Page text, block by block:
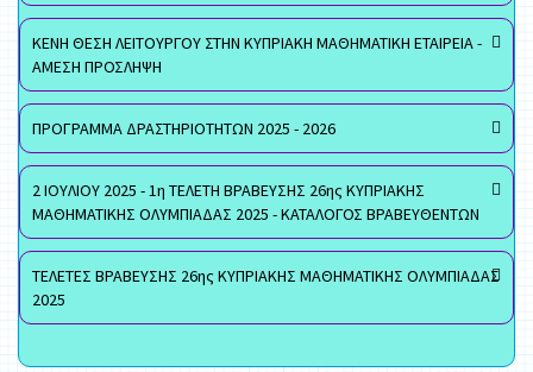
ΚΕΝΗ ΘΕΣΗ ΛΕΙΤΟΥΡΓΟΥ ΣΤΗΝ ΚΥΠΡΙΑΚΗ ΜΑΘΗΜΑΤΙΚΗ ΕΤΑΙΡΕΙΑ -
ΑΜΕΣΗ ΠΡΟΣΛΗΨΗ
ΠΡΟΓΡΑΜΜΑ ΔΡΑΣΤΗΡΙΟΤΗΤΩΝ 2025 - 2026
2 ΙΟΥΛΙΟΥ 2025 - 1η ΤΕΛΕΤΗ ΒΡΑΒΕΥΣΗΣ 26ης ΚΥΠΡΙΑΚΗΣ
ΜΑΘΗΜΑΤΙΚΗΣ ΟΛΥΜΠΙΑΔΑΣ 2025 - ΚΑΤΑΛΟΓΟΣ ΒΡΑΒΕΥΘΕΝΤΩΝ
ΤΕΛΕΤΕΣ ΒΡΑΒΕΥΣΗΣ 26ης ΚΥΠΡΙΑΚΗΣ ΜΑΘΗΜΑΤΙΚΗΣ ΟΛΥΜΠΙΑΔΑΣ
2025